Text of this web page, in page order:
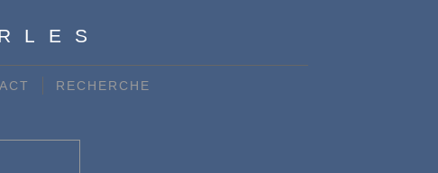
RECHERCHE